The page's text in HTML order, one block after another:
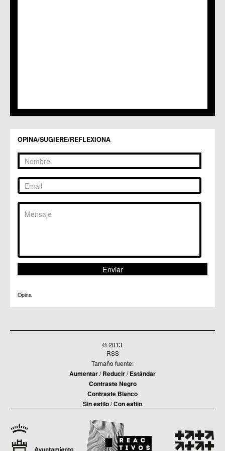
C.C. Zarandona
OPINA/SUGIERE/REFLEXIONA
Opina
© 2013
RSS
Tamaño fuente:
Aumentar/Reducir/Estándar
Contraste Negro
Contraste Blanco
Sin estilo/Con estilo